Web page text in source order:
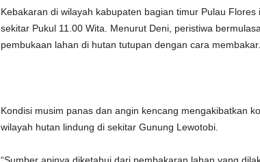
Kebakaran di wilayah kabupaten bagian timur Pulau
sekitar Pukul 11.00 Wita. Menurut Deni, peristiwa
pembukaan lahan di hutan tutupan dengan cara membakar.
Kondisi musim panas dan angin kencang mengakibatkan
wilayah hutan lindung di sekitar Gunung Lewotobi.